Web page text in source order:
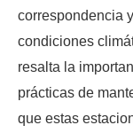
correspondencia
condiciones
resalta la
prácticas de
que estas